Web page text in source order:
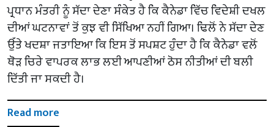
ਪ੍ਰਧਾਨ ਮੰਤਰੀ ਨੂੰ ਸੱਦਾ ਦੇਣਾ ਸੰਕੇਤ ਹੈ ਕਿ ਕੈਨੇਡਾ ਵਿੱਚ ਵਿਦੇਸ਼ੀ ਦਖਲ
ਦੀਆਂ ਘਟਨਾਵਾਂ ਤੋਂ ਕੁਝ ਵੀ ਸਿੱਖਿਆ ਨਹੀਂ ਗਿਆ। ਢਿਲੋਂ ਨੇ ਸੱਦਾ ਦੇਣ
ਉੱਤੇ ਖਦਸ਼ਾ ਜਤਾਇਆ ਕਿ ਇਸ ਤੋਂ ਸਪਸ਼ਟ ਹੁੰਦਾ ਹੈ ਕਿ ਕੈਨੇਡਾ ਵਲੋਂ
ਥੋੜ ਚਿਰੇ ਵਾਪਰਕ ਲਾਭ ਲਈ ਆਪਣੀਆਂ ਠੋਸ ਨੀਤੀਆਂ ਦੀ ਬਲੀ
ਦਿੱਤੀ ਜਾ ਸਕਦੀ ਹੈ।
Read more